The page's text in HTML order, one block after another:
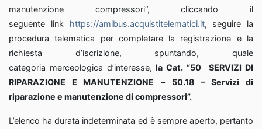
manutenzione compressori”, cliccando il
seguente link https://amibus.acquistitelematici.it, seguire la
procedura telematica per completare la registrazione e la
richiesta d’iscrizione, spuntando, quale
categoria merceologica d’interesse,la Cat. “50
SERVIZI DI
RIPARAZIONE E MANUTENZIONE – 50.18 – Servizi di
riparazione e manutenzione di compressori”.
L’elenco ha durata indeterminata ed è sempre aperto, pertanto